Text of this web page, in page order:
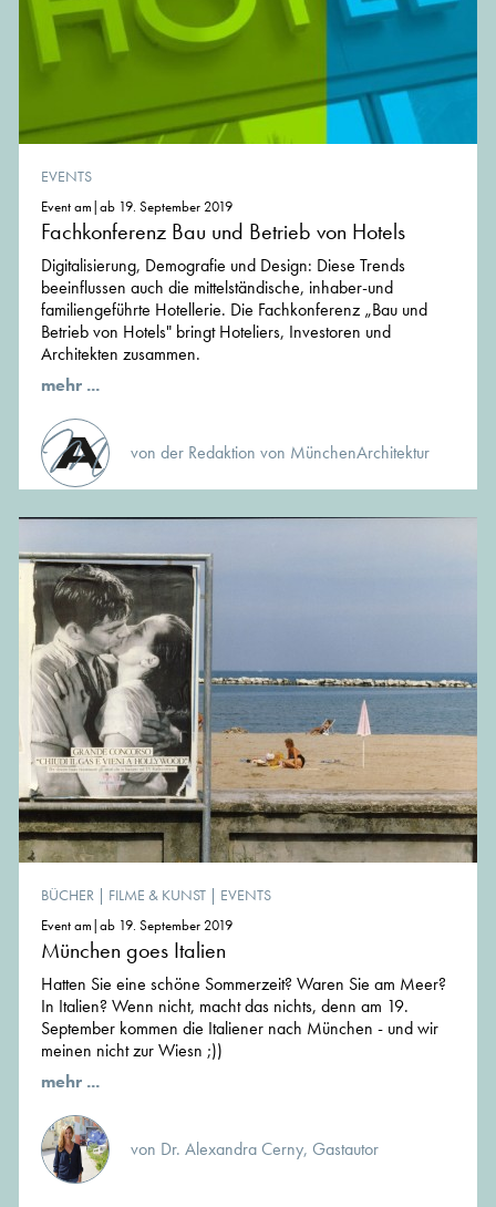
EVENTS
Event am|ab 19. September 2019
Fachkonferenz Bau und Betrieb von Hotels
Digitalisierung, Demografie und Design: Diese Trends
beeinflussen auch die mittelständische, inhaber-und
familiengeführte Hotellerie. Die Fachkonferenz „Bau und
Betrieb von Hotels" bringt Hoteliers, Investoren und
Architekten zusammen.
mehr ...
von der Redaktion von MünchenArchitektur
BÜCHER | FILME & KUNST | EVENTS
Event am|ab 19. September 2019
München goes Italien
Hatten Sie eine schöne Sommerzeit? Waren Sie am Meer?
In Italien? Wenn nicht, macht das nichts, denn am 19.
September kommen die Italiener nach München - und wir
meinen nicht zur Wiesn ;))
mehr ...
von Dr. Alexandra Cerny, Gastautor